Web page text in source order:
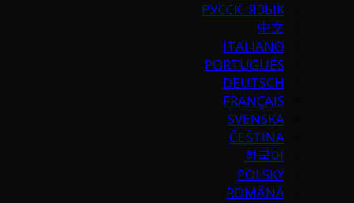
РУССК. ЯЗЫК
中文
ITALIANO
PORTUGUÉS
DEUTSCH
FRANÇAIS
SVENSKA
ČEŠTINA
한국어
POLSKY
ROMÂNĂ